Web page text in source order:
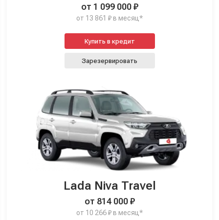
от 1 099 000 ₽
от 13 861 ₽ в месяц*
Купить в кредит
Зарезервировать
Lada Niva Travel
от 814 000 ₽
от 10 266 ₽ в месяц*